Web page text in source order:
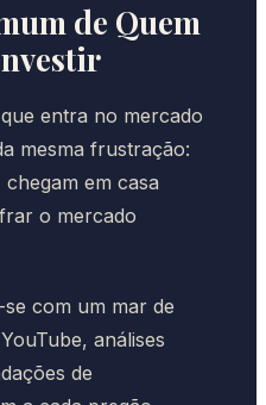
de Quem
entra no mercado
mesma frustração:
em casa
o mercado
com um mar de
análises
de